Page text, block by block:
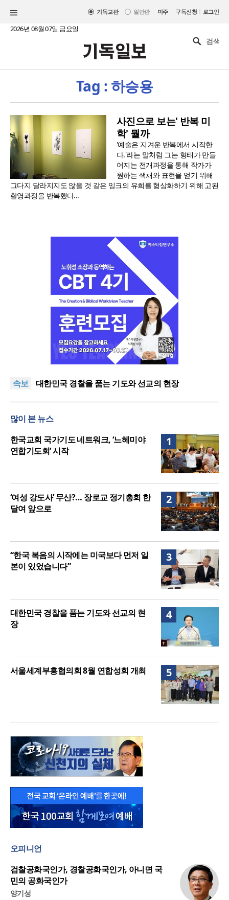
기독교판 일반판 미주 구독신청 | 로그인
2026년 08월 07일 금요일
Tag : 하승용
사진으로 보는' 반복 미
학' 뭘까
'예술은 지겨운 반복에서 시작한
다.'라는 말처럼 그는 형태가 만들
어지는 전개과정을 통해 작가가
원하는 색채와 표현을 얻기 위해
그다지 달라지지도 않을 것 같은 잉크의 유희를 형상화하기 위해 고된
촬영과정을 반복했다...
속보
한기연 “전쟁을 부르는 정책을 중단하라”
27.8%, 중증 입원·재활 확충 과제
대한민국 경찰을 품는 기도와 선교의 현장
주길”
한기연 “전쟁을 부르는 정책을 중단하라”
정신건강 치료 인프라 부족… 정신질환 평생유병률
27.8%, 중증 입원·재활 확충 과제
많이 본 뉴스
1
한국교회 국가기도 네트워크, ‘느헤미야
연합기도회’ 시작
2
‘여성 강도사’ 무산?… 장로교 정기총회 한
달여 앞으로
3
“한국 복음의 시작에는 미국보다 먼저 일
본이 있었습니다”
4
대한민국 경찰을 품는 기도와 선교의 현
장
5
서울세계부흥협의회 8월 연합성회 개최
오피니언
검찰공화국인가, 경찰공화국인가, 아니면 국
민의 공화국인가
양기성